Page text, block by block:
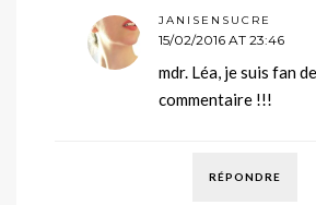
JANISENSUCRE
15/02/2016 AT 23:46
mdr. Léa, je suis fan
commentaire !!!
RÉPONDRE